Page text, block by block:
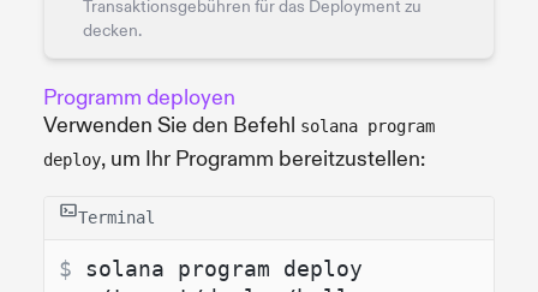
Transaktionsgebühren für das Deployment zu
decken.
Programm deployen
Verwenden Sie den Befehl solana program
deploy, um Ihr Programm bereitzustellen:
Terminal
$ solana program deploy